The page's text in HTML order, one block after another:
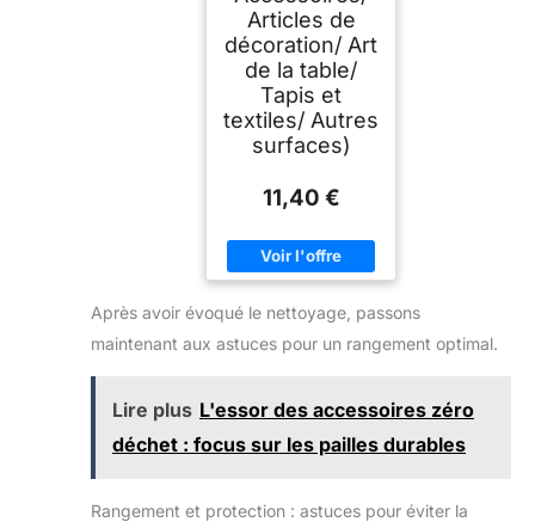
Articles de
décoration/ Art
de la table/
Tapis et
textiles/ Autres
surfaces)
11,40 €
Après avoir évoqué le nettoyage, passons
maintenant aux astuces pour un rangement optimal.
Lire plus L'essor des accessoires zéro
déchet : focus sur les pailles durables
Rangement et protection : astuces pour éviter la